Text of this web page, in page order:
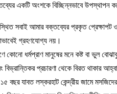
একটি অংশকে বিচ্ছিন্নভাবে উপস্থাপন
সবাই আমার বক্তব্যের প্রকৃত প্রেক্ষাপট
গ্রহণযোগ্য নয়।
কোনো ধর্মপ্রাণ মানুষের মনে কষ্ট বা ভুল
বিভ্রান্তিকর প্রচারণা থেকে বিরত থাকার
বছর যাবত লস্করহাট কেন্দ্রীয় জামে